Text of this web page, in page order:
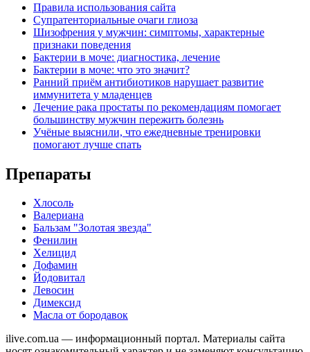
Правила использования сайта
Супратенториальные очаги глиоза
Шизофрения у мужчин: симптомы, характерные
признаки поведения
Бактерии в моче: диагностика, лечение
Бактерии в моче: что это значит?
Ранний приём антибиотиков нарушает развитие
иммунитета у младенцев
Лечение рака простаты по рекомендациям помогает
большинству мужчин пережить болезнь
Учёные выяснили, что ежедневные тренировки
помогают лучше спать
Препараты
Хлосоль
Валериана
Бальзам "Золотая звезда"
Фенилин
Хелицид
Дофамин
Йодовитал
Левосин
Димексид
Масла от бородавок
ilive.com.ua — информационный портал. Материалы сайта